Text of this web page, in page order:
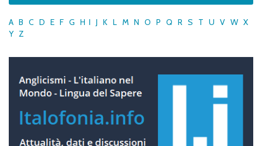
A B C D E F G H I J K L M N O P Q R S T U V W X
Y Z